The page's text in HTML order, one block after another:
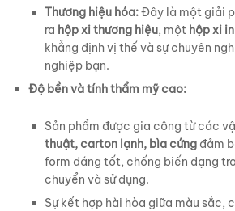
Thương hiệu hóa:Đây là một giải
ra hộp xi thương hiệu, một hộp xi
khẳng định vị thế và sự chuyên
nghiệp bạn.
Độ bền và tính thẩm mỹ cao:
Sản phẩm được gia công từ các
thuật, carton lạnh, bìa cứng đảm
form dáng tốt, chống biến dạng
chuyển và sử dụng.
Sự kết hợp hài hòa giữa màu sắc,